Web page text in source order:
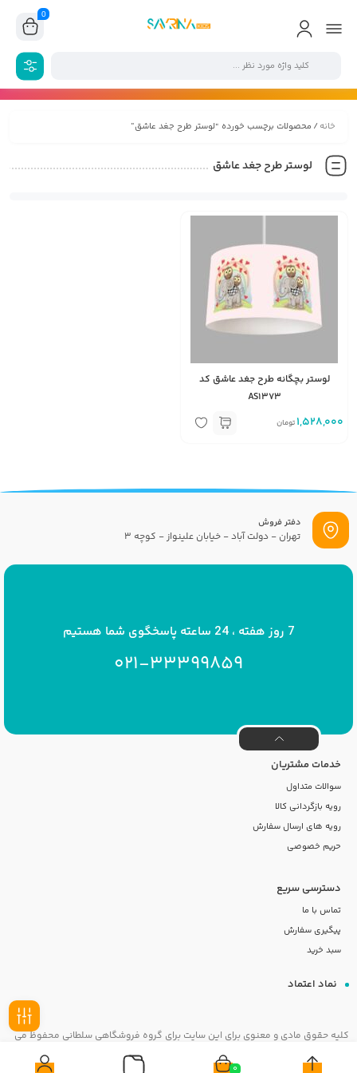
0
خانه/ محصولات برچسب خورده “لوستر طرح جغد عاشق”
لوستر طرح جغد عاشق
لوستر بچگانه طرح جغد عاشق کد
AS1373
1,528,000 تومان
0
دفتر فروش
تهران - دولت آباد - خیابان علینواز - کوچه 3
7 روز هفته ، 24 ساعته پاسخگوی شما هستیم
021-33399859
خدمات مشتریان
سوالات متداول
رویه بازگردانی کالا
رویه های ارسال سفارش
حریم خصوصی
دسترسی سریع
تماس با ما
پیگیری سفارش
سبد خرید
نماد اعتماد
کلیه حقوق مادی و معنوی برای این سایت برای گروه فروشگاهی سلطانی محفوظ می